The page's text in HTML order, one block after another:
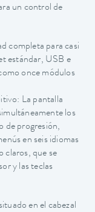
un control de
completa para casi
estándar, USB e
once módulos
La pantalla
los
de progresión,
en seis idiomas
claros, que se
y las teclas
en el cabezal